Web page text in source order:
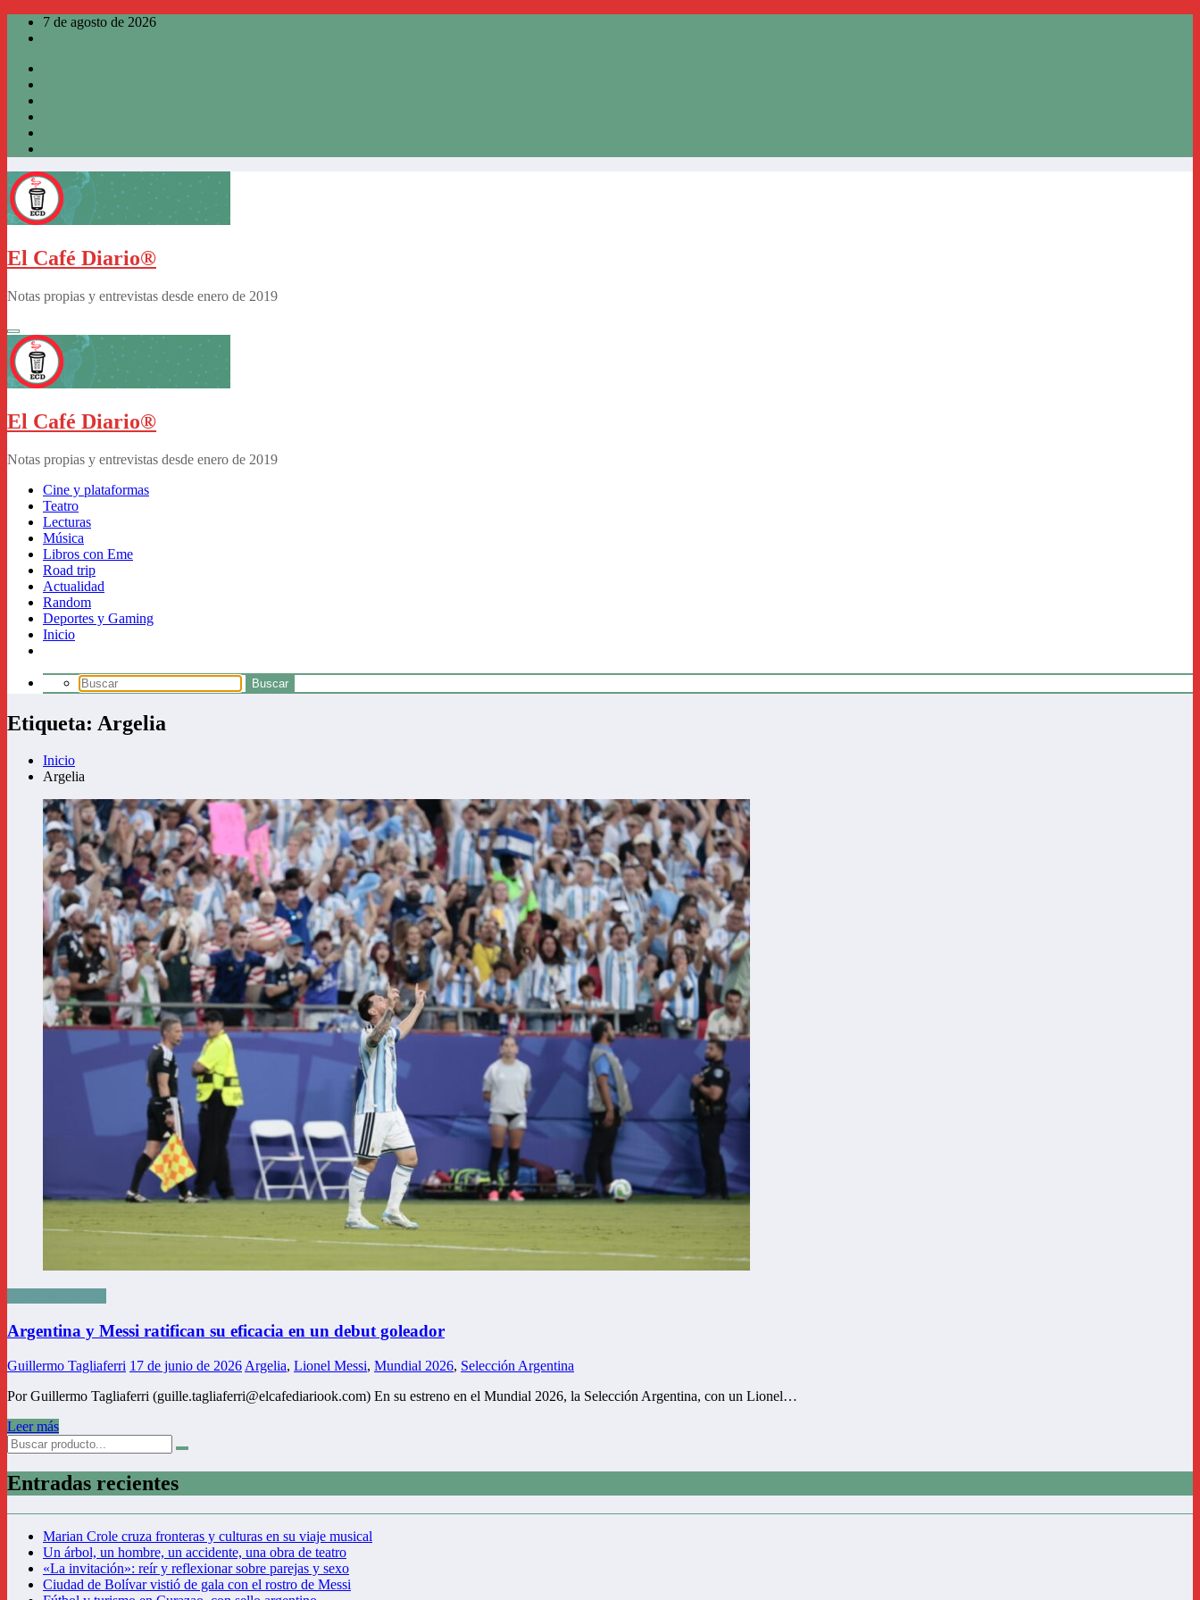
Saltar
7 de agosto de 2026
El Café Diario®
Notas propias y entrevistas desde enero de 2019
El Café Diario®
Notas propias y entrevistas desde enero de 2019
Cine y plataformas
Teatro
Lecturas
Música
Libros con Eme
Road trip
Actualidad
Random
Deportes y Gaming
Inicio
Etiqueta: Argelia
Inicio
Argelia
Argentina y Messi ratifican su eficacia en un debut goleador
Guillermo Tagliaferri 17 de junio de 2026 Argelia, Lionel Messi, Mundial 2026, Selección Argentina
Por Guillermo Tagliaferri (guille.tagliaferri@elcafediariook.com) En su estreno en el Mundial 2026, la Selección Argentina, con un Lionel…
Leer más
Entradas recientes
Marian Crole cruza fronteras y culturas en su viaje musical
Un árbol, un hombre, un accidente, una obra de teatro
«La invitación»: reír y reflexionar sobre parejas y sexo
Ciudad de Bolívar vistió de gala con el rostro de Messi